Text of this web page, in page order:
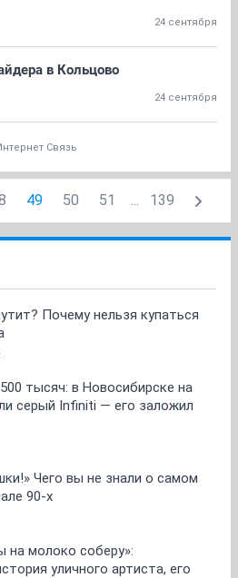
24 сентября
в Кольцово
24 сентября
Связь
49 50 51 ... 139
Почему нельзя купаться
тысяч: в Новосибирске на
серый Infiniti — его заложил
Чего вы не знали о самом
90-х
на молоко соберу»:
уличного артиста, его